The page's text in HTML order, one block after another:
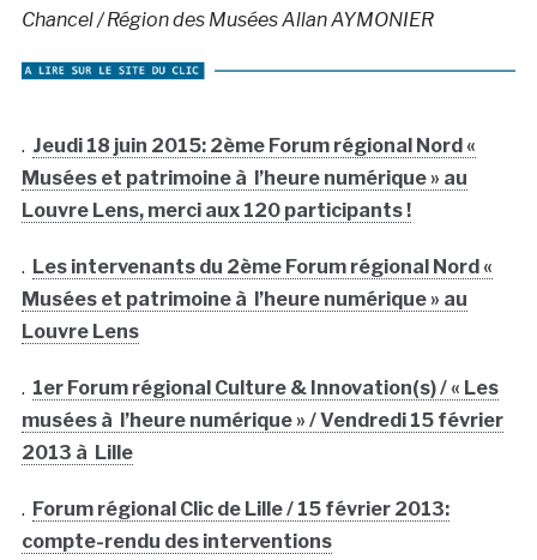
Chancel / Région des Musées Allan AYMONIER
. Jeudi 18 juin 2015: 2ème Forum régional Nord «
Musées et patrimoine à l’heure numérique » au
Louvre Lens, merci aux 120 participants !
. Les intervenants du 2ème Forum régional Nord «
Musées et patrimoine à l’heure numérique » au
Louvre Lens
. 1er Forum régional Culture & Innovation(s) / « Les
musées à l’heure numérique » / Vendredi 15 février
2013 à Lille
. Forum régional Clic de Lille / 15 février 2013:
compte-rendu des interventions